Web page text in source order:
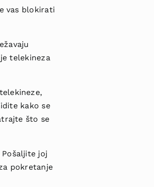
vas blokirati
telekineza
kako se
što se
joj
pokretanje